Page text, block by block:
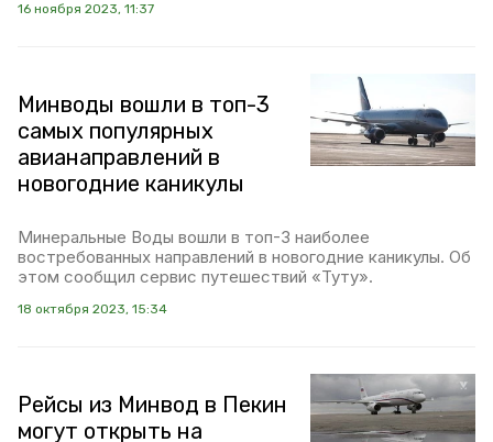
16 ноября 2023, 11:37
Минводы вошли в топ-3
самых популярных
авианаправлений в
новогодние каникулы
Минеральные Воды вошли в топ-3 наиболее
востребованных направлений в новогодние каникулы. Об
этом сообщил сервис путешествий «Туту».
18 октября 2023, 15:34
Рейсы из Минвод в Пекин
могут открыть на